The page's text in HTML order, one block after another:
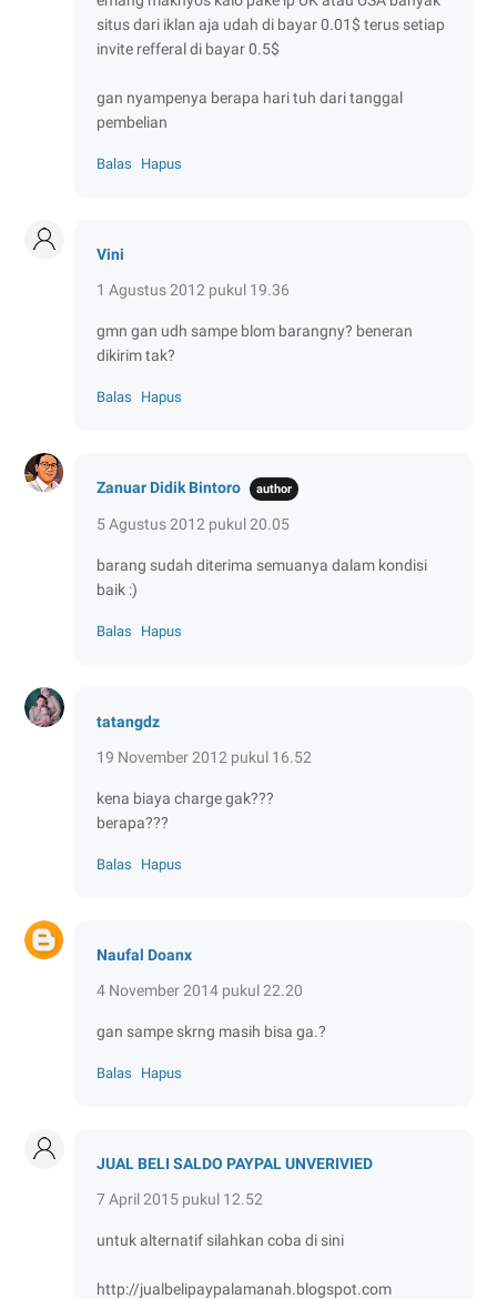
situs dari iklan aja udah di bayar 0.01$ terus setiap
invite refferal di bayar 0.5$
gan nyampenya berapa hari tuh dari tanggal
pembelian
Balas Hapus
Vini
1 Agustus 2012 pukul 19.36
gmn gan udh sampe blom barangny? beneran
dikirim tak?
Balas Hapus
Zanuar Didik Bintoro
5 Agustus 2012 pukul 20.05
barang sudah diterima semuanya dalam kondisi
baik :)
Balas Hapus
tatangdz
19 November 2012 pukul 16.52
kena biaya charge gak???
berapa???
Balas Hapus
Naufal Doanx
4 November 2014 pukul 22.20
gan sampe skrng masih bisa ga.?
Balas Hapus
JUAL BELI SALDO PAYPAL UNVERIVIED
7 April 2015 pukul 12.52
untuk alternatif silahkan coba di sini
http://jualbelipaypalamanah.blogspot.com